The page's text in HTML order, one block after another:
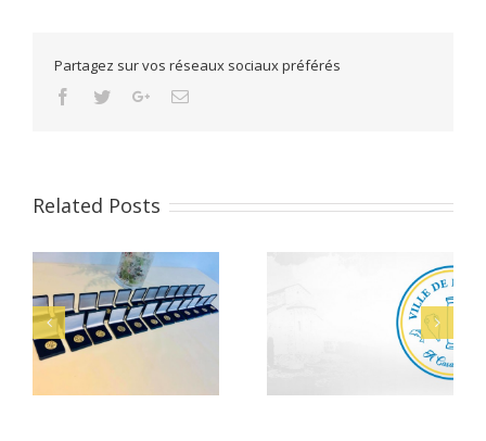
Partagez sur vos réseaux sociaux préférés
Facebook
TwitterGoogle+Email
Related Posts
Bacheliers 2026
Alerte Canicule –
CCAS